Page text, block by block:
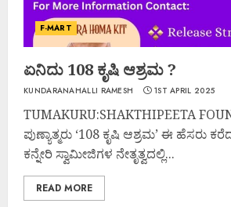
F-MART
ಏನಿದು 108 ಕೃಷಿ ಆಶ್ರಮ ?
KUNDARANAHALLI RAMESH 1ST APRIL 2025
TUMAKURU:SHAKTHIPEETA
ಪುಣ್ಯಾತ್ಮರು ‘108 ಕೃಷಿ ಆಶ್ರಮ’ ಈ ಹೆಸರು
ಕನ್ನೇರಿ ಸ್ವಾಮೀಜಿಗಳ ನೇತೃತ್ವದಲ್ಲಿ...
READ MORE